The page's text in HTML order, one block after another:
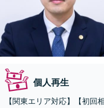
個人再生
【関東エリア対応】【初回